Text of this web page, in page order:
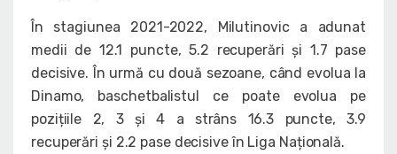
În stagiunea 2021-2022, Milutinovic a adunat
medii de 12.1 puncte, 5.2 recuperări și 1.7 pase
decisive. În urmă cu două sezoane, când evolua la
Dinamo, baschetbalistul ce poate evolua pe
pozițiile 2, 3 și 4 a strâns 16.3 puncte, 3.9
recuperări și 2.2 pase decisive în Liga Națională.